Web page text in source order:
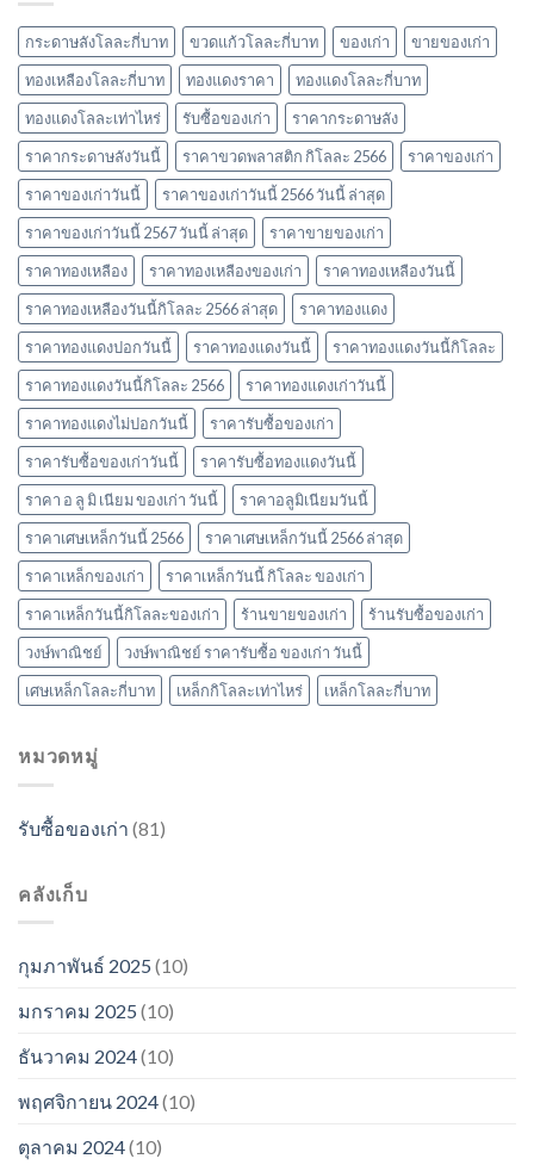
และ
ข้อมูล
สำคัญ
ปี
2566
ของ
เก่า
ล่าสุด
ในปี
2566
กระดาษลังโลละกี่บาท ขวดแก้วโลละกี่บาท ของเก่า
ขายของเก่า
ทองเหลืองโลละกี่บาท
ทองแดงราคา
ทองแดงโลละกี่บาท
ทองแดงโลละเท่าไหร่
รับซื้อของเก่า
ราคากระดาษลัง
ราคากระดาษลังวันนี้
ราคาขวดพลาสติก กิโลละ 2566
ราคาของเก่า
ราคาของเก่าวันนี้
ราคาของเก่าวันนี้ 2566 วันนี้ ล่าสุด
ราคาของเก่าวันนี้ 2567 วันนี้ ล่าสุด
ราคาขายของเก่า
ราคาทองเหลือง
ราคาทองเหลืองของเก่า
ราคาทองเหลืองวันนี้
ราคาทองเหลืองวันนี้กิโลละ 2566 ล่าสุด
ราคาทองแดง
ราคาทองแดงปอกวันนี้
ราคาทองแดงวันนี้
ราคาทองแดงวันนี้กิโลละ
ราคาทองแดงวันนี้กิโลละ 2566
ราคาทองแดงเก่าวันนี้
ราคาทองแดงไม่ปอกวันนี้
ราคารับซื้อของเก่า
ราคารับซื้อของเก่าวันนี้
ราคารับซื้อทองแดงวันนี้
ราคา อ ลู มิ เนียม ของเก่า วันนี้
ราคาอลูมิเนียมวันนี้
ราคาเศษเหล็กวันนี้ 2566
ราคาเศษเหล็กวันนี้ 2566 ล่าสุด
ราคาเหล็กของเก่า
ราคาเหล็กวันนี้ กิโลละ ของเก่า
ราคาเหล็กวันนี้กิโลละของเก่า
ร้านขายของเก่า
ร้านรับซื้อของเก่า
วงษ์พาณิชย์
วงษ์พาณิชย์ ราคารับซื้อ ของเก่า วันนี้
เศษเหล็กโลละกี่บาท
เหล็กกิโลละเท่าไหร่ เหล็กโลละกี่บาท
หมวดหมู่
รับซื้อของเก่า (81)
คลังเก็บ
กุมภาพันธ์ 2025 (10)
มกราคม 2025 (10)
ธันวาคม 2024(10)
พฤศจิกายน 2024(10)
ตุลาคม 2024(10)